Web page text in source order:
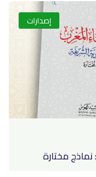
إصدارات
نماذج مختارة